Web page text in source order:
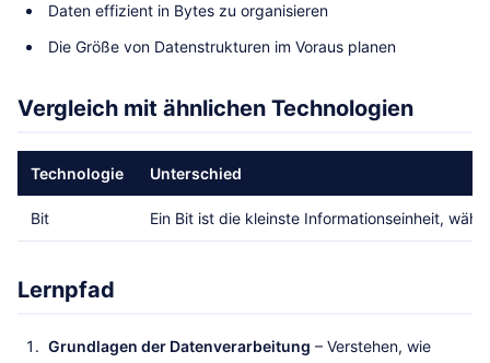
Daten effizient in Bytes zu organisieren
Die Größe von Datenstrukturen im Voraus planen
Vergleich mit ähnlichen Technologien
Technologie Unterschied
Bit Ein Bit ist die kleinste Informationseinheit,
Lernpfad
Grundlagen der Datenverarbeitung – Verstehen, wie